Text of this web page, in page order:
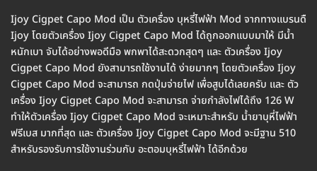
Ijoy Cigpet Capo Mod เป็น ตัวเครื่อง บุหรี่ไฟฟ้า Mod จากทางแบรนดื
Ijoy โดยตัวเครื่อง Ijoy Cigpet Capo Mod ได้ถูกออกแบบมาให้ มีน้ำ
หนักเบา จับได้อย่างพอดีมือ พกพาได้สะดวกสุดๆ และ ตัวเครื่อง Ijoy
Cigpet Capo Mod ยังสามารถใช้งานได้ ง่ายมากๆ โดยตัวเครื่อง Ijoy
Cigpet Capo Mod จะสามารถ กดปุ่มจ่ายไฟ เพื่อสูบได้เลยครับ และ ตัว
เครื่อง Ijoy Cigpet Capo Mod จะสามารถ จ่ายกำลังไฟได้ถึง 126 W
ทำให้ตัวเครื่อง Ijoy Cigpet Capo Mod จะเหมาะสำหรับ น้ำยาบุหี่ไฟฟ้า
ฟรีเบส มากที่สุด และ ตัวเครื่อง Ijoy Cigpet Capo Mod จะมีฐาน 510
สำหรับรองรับการใช้งานร่วมกับ อะตอมบุหรี่ไฟฟ้า ได้อีกด้วย